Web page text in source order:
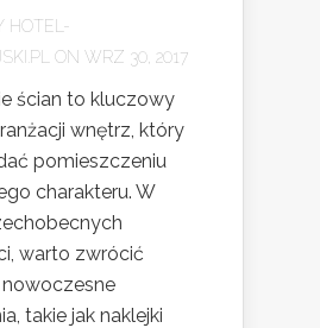
HOTEL-
ON WRZ 30, 2017
ścian to kluczowy
wnętrz, który
pomieszczeniu
charakteru. W
warto zwrócić
takie jak naklejki